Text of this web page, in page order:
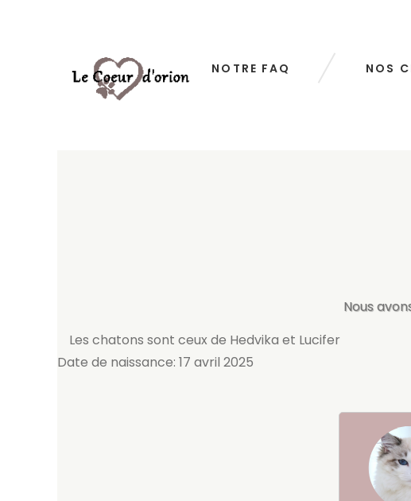
NOTRE FAQ NOS
Nous
Les chatons sont ceux de Hedvika et Lucifer
Date de naissance: 17 avril 2025